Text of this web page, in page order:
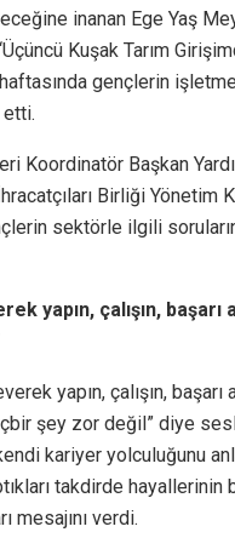
inanan Ege Yaş
Kuşak Tarım
gençlerin
etti.
Koordinatör Başkan
Birliği Yönetim
sektörle ilgili
yapın, çalışın, başarı
yapın, çalışın, başarı
şey zor değil” diye
kariyer yolculuğunu
takdirde hayallerinin
mesajını verdi.